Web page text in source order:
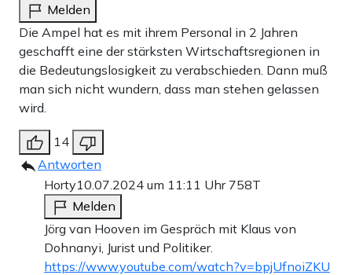
Melden
Die Ampel hat es mit ihrem Personal in 2 Jahren
geschafft eine der stärksten Wirtschaftsregionen in
die Bedeutungslosigkeit zu verabschieden. Dann muß
man sich nicht wundern, dass man stehen gelassen
wird.
14
Antworten
Horty10.07.2024 um 11:11 Uhr 758T
Melden
Jörg van Hooven im Gespräch mit Klaus von
Dohnanyi, Jurist und Politiker.
https://www.youtube.com/watch?v=bpjUfnoiZKU